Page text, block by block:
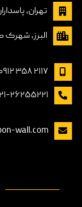
تهران،
البرز، شهرک
۲۱۱۷ ۳۵۸ ۰۹۱۲
۰۲۱-
wall.com